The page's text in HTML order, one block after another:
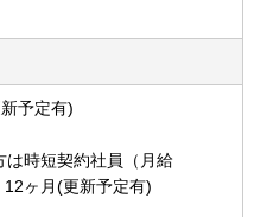
予定有)
は時短契約社員（月給
ヶ月(更新予定有)